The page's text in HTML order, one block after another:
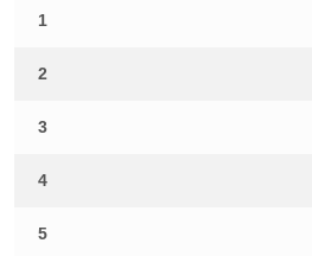
1
2
3
4
5